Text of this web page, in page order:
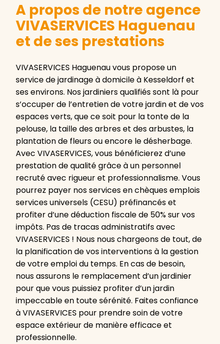
A propos de notre agence
VIVASERVICES Haguenau
et de ses prestations
VIVASERVICES Haguenau vous propose un
service de jardinage à domicile à Kesseldorf et
ses environs. Nos jardiniers qualifiés sont là pour
s’occuper de l’entretien de votre jardin et de vos
espaces verts, que ce soit pour la tonte de la
pelouse, la taille des arbres et des arbustes, la
plantation de fleurs ou encore le désherbage.
Avec VIVASERVICES, vous bénéficierez d’une
prestation de qualité grâce à un personnel
recruté avec rigueur et professionnalisme. Vous
pourrez payer nos services en chèques emplois
services universels (CESU) préfinancés et
profiter d’une déduction fiscale de 50% sur vos
impôts. Pas de tracas administratifs avec
VIVASERVICES ! Nous nous chargeons de tout, de
la planification de vos interventions à la gestion
de votre emploi du temps. En cas de besoin,
nous assurons le remplacement d’un jardinier
pour que vous puissiez profiter d’un jardin
impeccable en toute sérénité. Faites confiance
à VIVASERVICES pour prendre soin de votre
espace extérieur de manière efficace et
professionnelle.